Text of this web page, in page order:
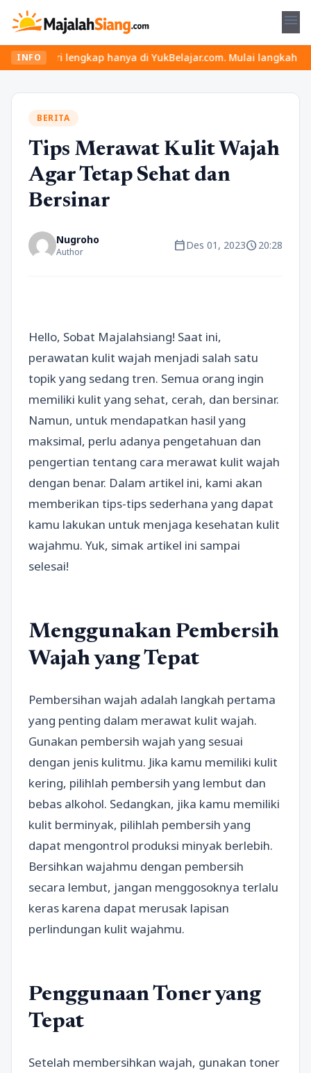
menu
INFO hanya di YukBelajar.com. Mulai langkah suksesmu
BERITA
Tips Merawat Kulit Wajah
Agar Tetap Sehat dan
Bersinar
Nugroho
Author calendar_todayDes 01, 2023schedule20:28
Hello, Sobat Majalahsiang! Saat ini,
perawatan kulit wajah menjadi salah satu
topik yang sedang tren. Semua orang ingin
memiliki kulit yang sehat, cerah, dan bersinar.
Namun, untuk mendapatkan hasil yang
maksimal, perlu adanya pengetahuan dan
pengertian tentang cara merawat kulit wajah
dengan benar. Dalam artikel ini, kami akan
memberikan tips-tips sederhana yang dapat
kamu lakukan untuk menjaga kesehatan kulit
wajahmu. Yuk, simak artikel ini sampai
selesai!
Menggunakan Pembersih
Wajah yang Tepat
Pembersihan wajah adalah langkah pertama
yang penting dalam merawat kulit wajah.
Gunakan pembersih wajah yang sesuai
dengan jenis kulitmu. Jika kamu memiliki kulit
kering, pilihlah pembersih yang lembut dan
bebas alkohol. Sedangkan, jika kamu memiliki
kulit berminyak, pilihlah pembersih yang
dapat mengontrol produksi minyak berlebih.
Bersihkan wajahmu dengan pembersih
secara lembut, jangan menggosoknya terlalu
keras karena dapat merusak lapisan
perlindungan kulit wajahmu.
Penggunaan Toner yang
Tepat
Setelah membersihkan wajah, gunakan toner